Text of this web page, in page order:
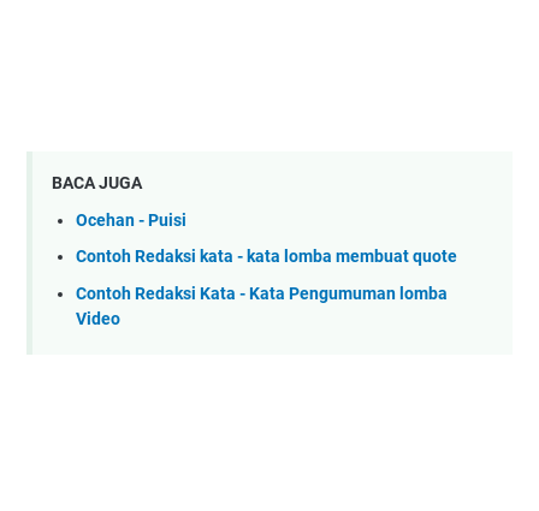
BACA JUGA
Ocehan - Puisi
Contoh Redaksi kata - kata lomba membuat quote
Contoh Redaksi Kata - Kata Pengumuman lomba
Video